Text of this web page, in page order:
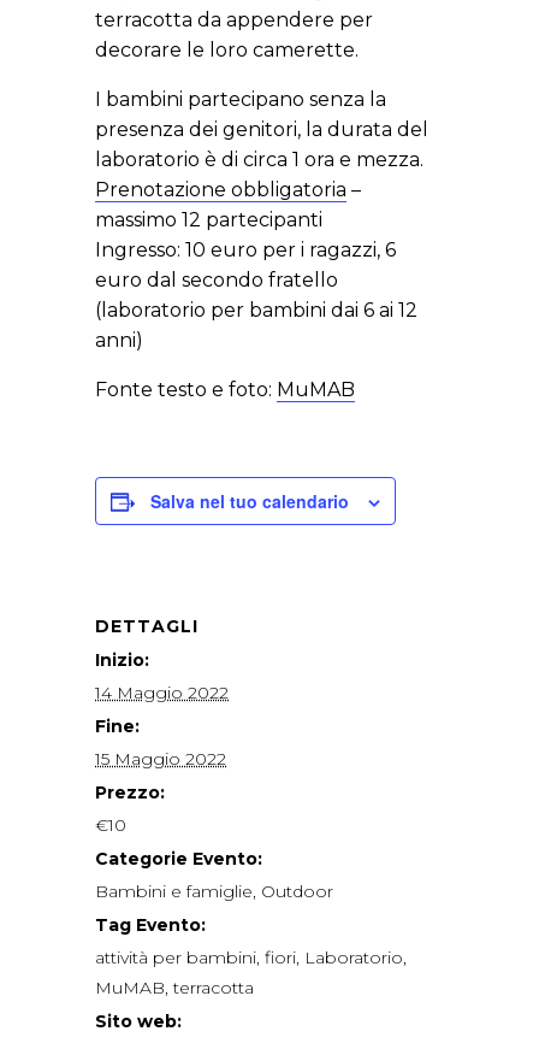
terracotta da appendere per
decorare le loro camerette.
I bambini partecipano senza la
presenza dei genitori, la durata del
laboratorio è di circa 1 ora e mezza.
Prenotazione obbligatoria –
massimo 12 partecipanti
Ingresso: 10 euro per i ragazzi, 6
euro dal secondo fratello
(laboratorio per bambini dai 6 ai 12
anni)
Fonte testo e foto: MuMAB
Salva nel tuo calendario
DETTAGLI
Inizio:
14 Maggio 2022
Fine:
15 Maggio 2022
Prezzo:
€10
Categorie Evento:
Bambini e famiglie, Outdoor
Tag Evento:
attività per bambini, fiori, Laboratorio,
MuMAB,terracotta
Sito web: